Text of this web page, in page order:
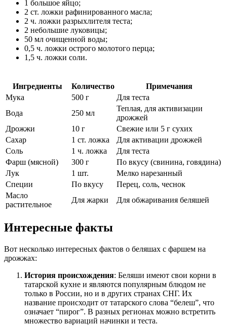
1 большое яйцо;
2 ст. ложки рафинированного масла;
2 ч. ложки разрыхлителя теста;
2 небольшие луковицы;
50 мл очищенной воды;
0,5 ч. ложки острого молотого перца;
1,5 ч. ложки соли.
Ингредиенты Количество
Примечания
Мука
500 г
Для теста
Вода
250 мл
Теплая, для активизации
дрожжей
Дрожжи
10 г
Свежие или 5 г сухих
Сахар
1 ст. ложка
Для активации дрожжей
Соль
1 ч. ложка
Для теста
Фарш (мясной)
300 г
По вкусу (свинина, говядина)
Лук
1 шт.
Мелко нарезанный
Специи
По вкусу
Перец, соль, чеснок
Масло
растительное
Для жарки Для обжаривания беляшей
Интересные факты
Вот несколько интересных фактов о беляшах с фаршем на
дрожжах:
История происхождения: Беляши имеют свои корни в
татарской кухне и являются популярным блюдом не
только в России, но и в других странах СНГ. Их
название происходит от татарского слова “белеш”, что
означает “пирог”. В разных регионах можно встретить
множество вариаций начинки и теста.